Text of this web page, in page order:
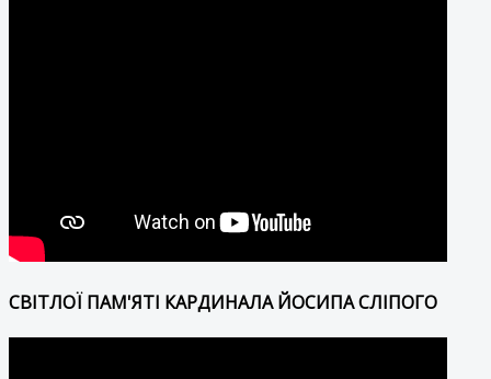
СВІТЛОЇ ПАМ'ЯТІ КАРДИНАЛА ЙОСИПА СЛІПОГО